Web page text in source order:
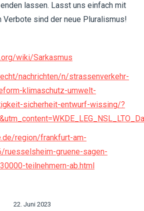
lassen. Lasst uns einfach mit
Verbote sind der neue Pluralismus!
wiki/Sarkasmus
nachrichten/n/strassenverkehr-
klimaschutz-umwelt-
sicherheit-entwurf-wissing/?
region/frankfurt-am-
ruesselsheim-gruene-sagen-
teilnehmern-ab.html
22. Juni 2023